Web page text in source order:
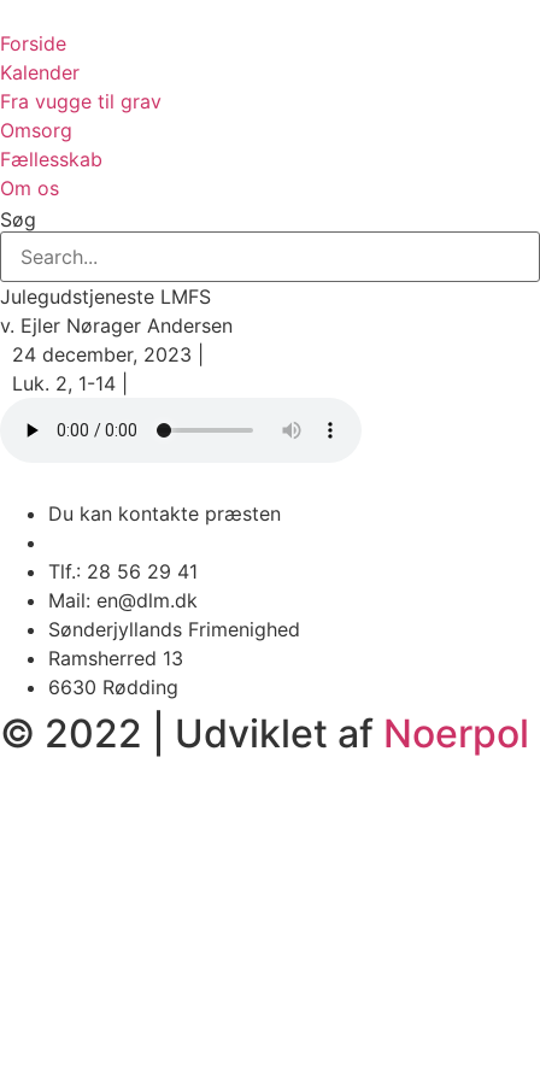
til
indhold
Forside
Kalender
Fra vugge til grav
Omsorg
Fællesskab
Om os
Søg
Julegudstjeneste LMFS
v. Ejler Nørager Andersen
24 december, 2023 |
Luk. 2, 1-14 |
Du kan kontakte præsten
Tlf.: 28 56 29 41
Mail: en@dlm.dk
Sønderjyllands Frimenighed
Ramsherred 13
6630 Rødding
© 2022 | Udviklet af Noerpol